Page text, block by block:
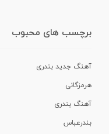
برچسب های محبوب
آهنگ جدید بندری
هرمزگانی
آهنگ بندری
بندرعباس